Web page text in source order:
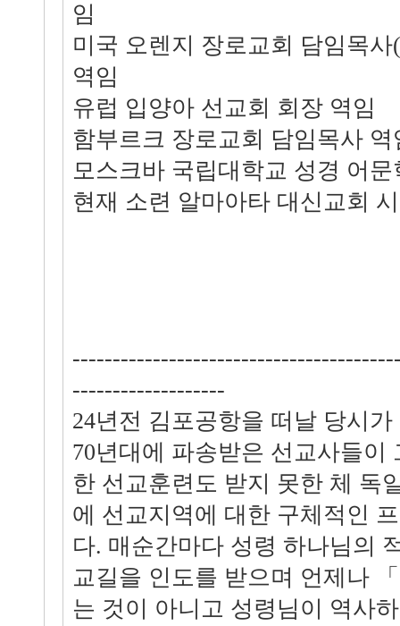
임
미국 오렌지 장로교회 담임목
역임
유럽 입양아 선교회 회장 역임
함부르크 장로교회 담임목사 역
모스크바 국립대학교 성경 어
현재 소련 알마아타 대신교회
-------------------
24년전 김포공항을 떠날 당시
70년대에 파송받은 선교사들이
한 선교훈련도 받지 못한 체 독
에 선교지역에 대한 구체적인
다. 매순간마다 성령 하나님의
교길을 인도를 받으며 언제나
는 것이 아니고 성령님이 역사